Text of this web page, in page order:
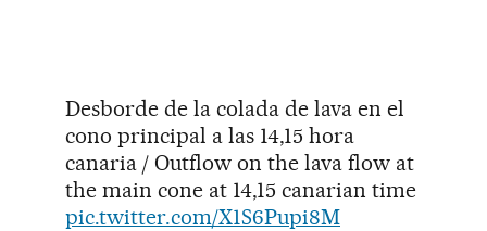
Desborde de la colada de lava en el
cono principal a las 14,15 hora
canaria / Outflow on the lava flow at
the main cone at 14,15 canarian time
pic.twitter.com/X1S6Pupi8M